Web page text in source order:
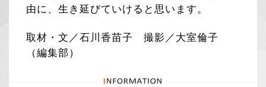
由に、生き延びていけると思います。
取材・文／石川香苗子 撮影／大室倫子
（編集部）